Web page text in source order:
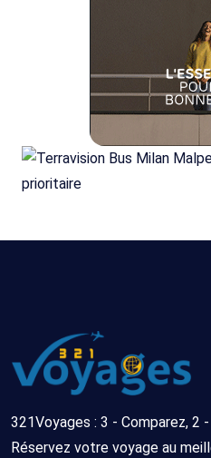
321Voyages : 3 - Comparez, 2
Réservez votre voyage au